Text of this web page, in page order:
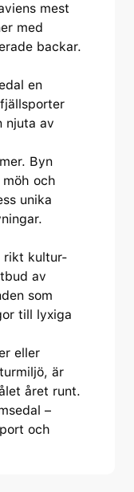
mest
med
backar.
en
njuta av
Byn
och
unika
rikt kultur-
av
som
till lyxiga
eller
är
året runt.
–
och